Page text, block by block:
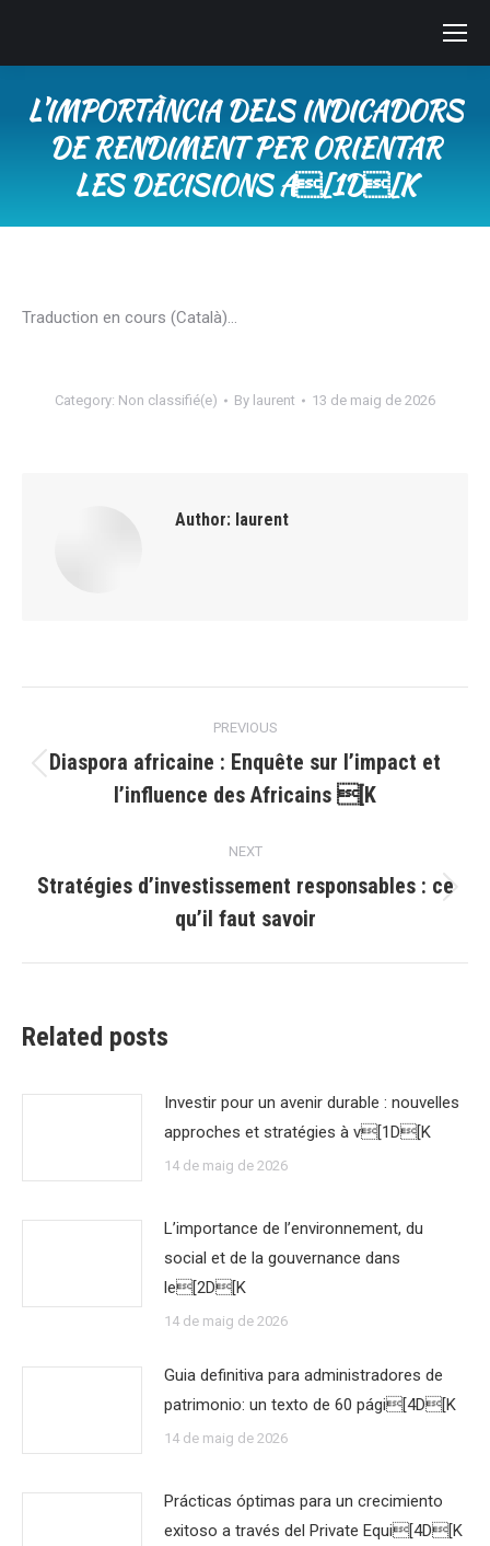
L’IMPORTÀNCIA DELS INDICADORS
DE RENDIMENT PER ORIENTAR
LES DECISIONS A[1D[K
Traduction en cours (Català)…
Category: Non classifié(e) By laurent 13 de maig de 2026
Author: laurent
navigation
PREVIOUS
Previous
post:
Diaspora africaine : Enquête sur l’impact et
l’influence des Africains [K
NEXT
post:
Stratégies d’investissement responsables : ce
qu’il faut savoir
Related posts
Investir pour un avenir durable : nouvelles
approches et stratégies à v[1D[K
14 de maig de 2026
L’importance de l’environnement, du
social et de la gouvernance dans
le[2D[K
14 de maig de 2026
Guia definitiva para administradores de
patrimonio: un texto de 60 pági[4D[K
14 de maig de 2026
Prácticas óptimas para un crecimiento
exitoso a través del Private Equi[4D[K